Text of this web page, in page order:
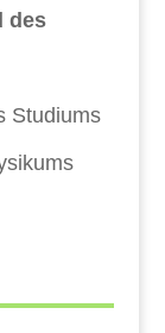
des
Studiums